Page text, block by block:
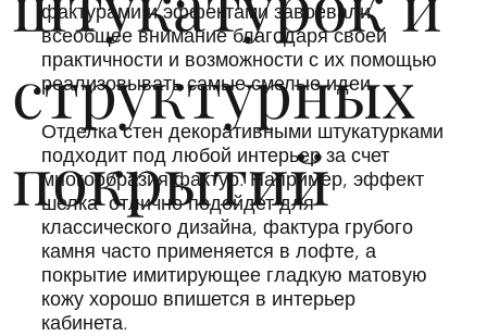
структурных
покрытий
фактурами и эффектами завоевали
всеобщее внимание благодаря своей
практичности и возможности с их помощью
реализовывать самые смелые идеи.
Отделка стен декоративными штукатурками
подходит под любой интерьер за счет
многообразия фактур. Например, эффект
шелка отлично подойдет для
классического дизайна, фактура грубого
камня часто применяется в лофте, а
покрытие имитирующее гладкую матовую
кожу хорошо впишется в интерьер
кабинета.